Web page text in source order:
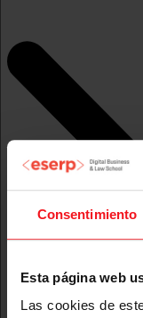
Consentimiento
Esta página web
Las cookies de